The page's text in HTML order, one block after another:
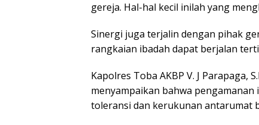
gereja. Hal-hal kecil inilah yang
Sinergi juga terjalin dengan pihak
rangkaian ibadah dapat berjalan
Kapolres Toba AKBP V. J Parapaga,
menyampaikan bahwa
toleransi dan kerukunan antarumat